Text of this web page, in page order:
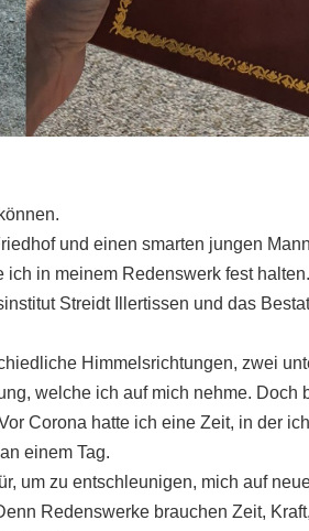
und einen smarten jungen
in meinem Redenswerk fest halten.
Streidt Illertissen und das
Himmelsrichtungen, zwei
welche ich auf mich nehme. Doch
Corona hatte ich eine Zeit, in der
einem Tag.
um zu entschleunigen, mich auf
Redenswerke brauchen Zeit,